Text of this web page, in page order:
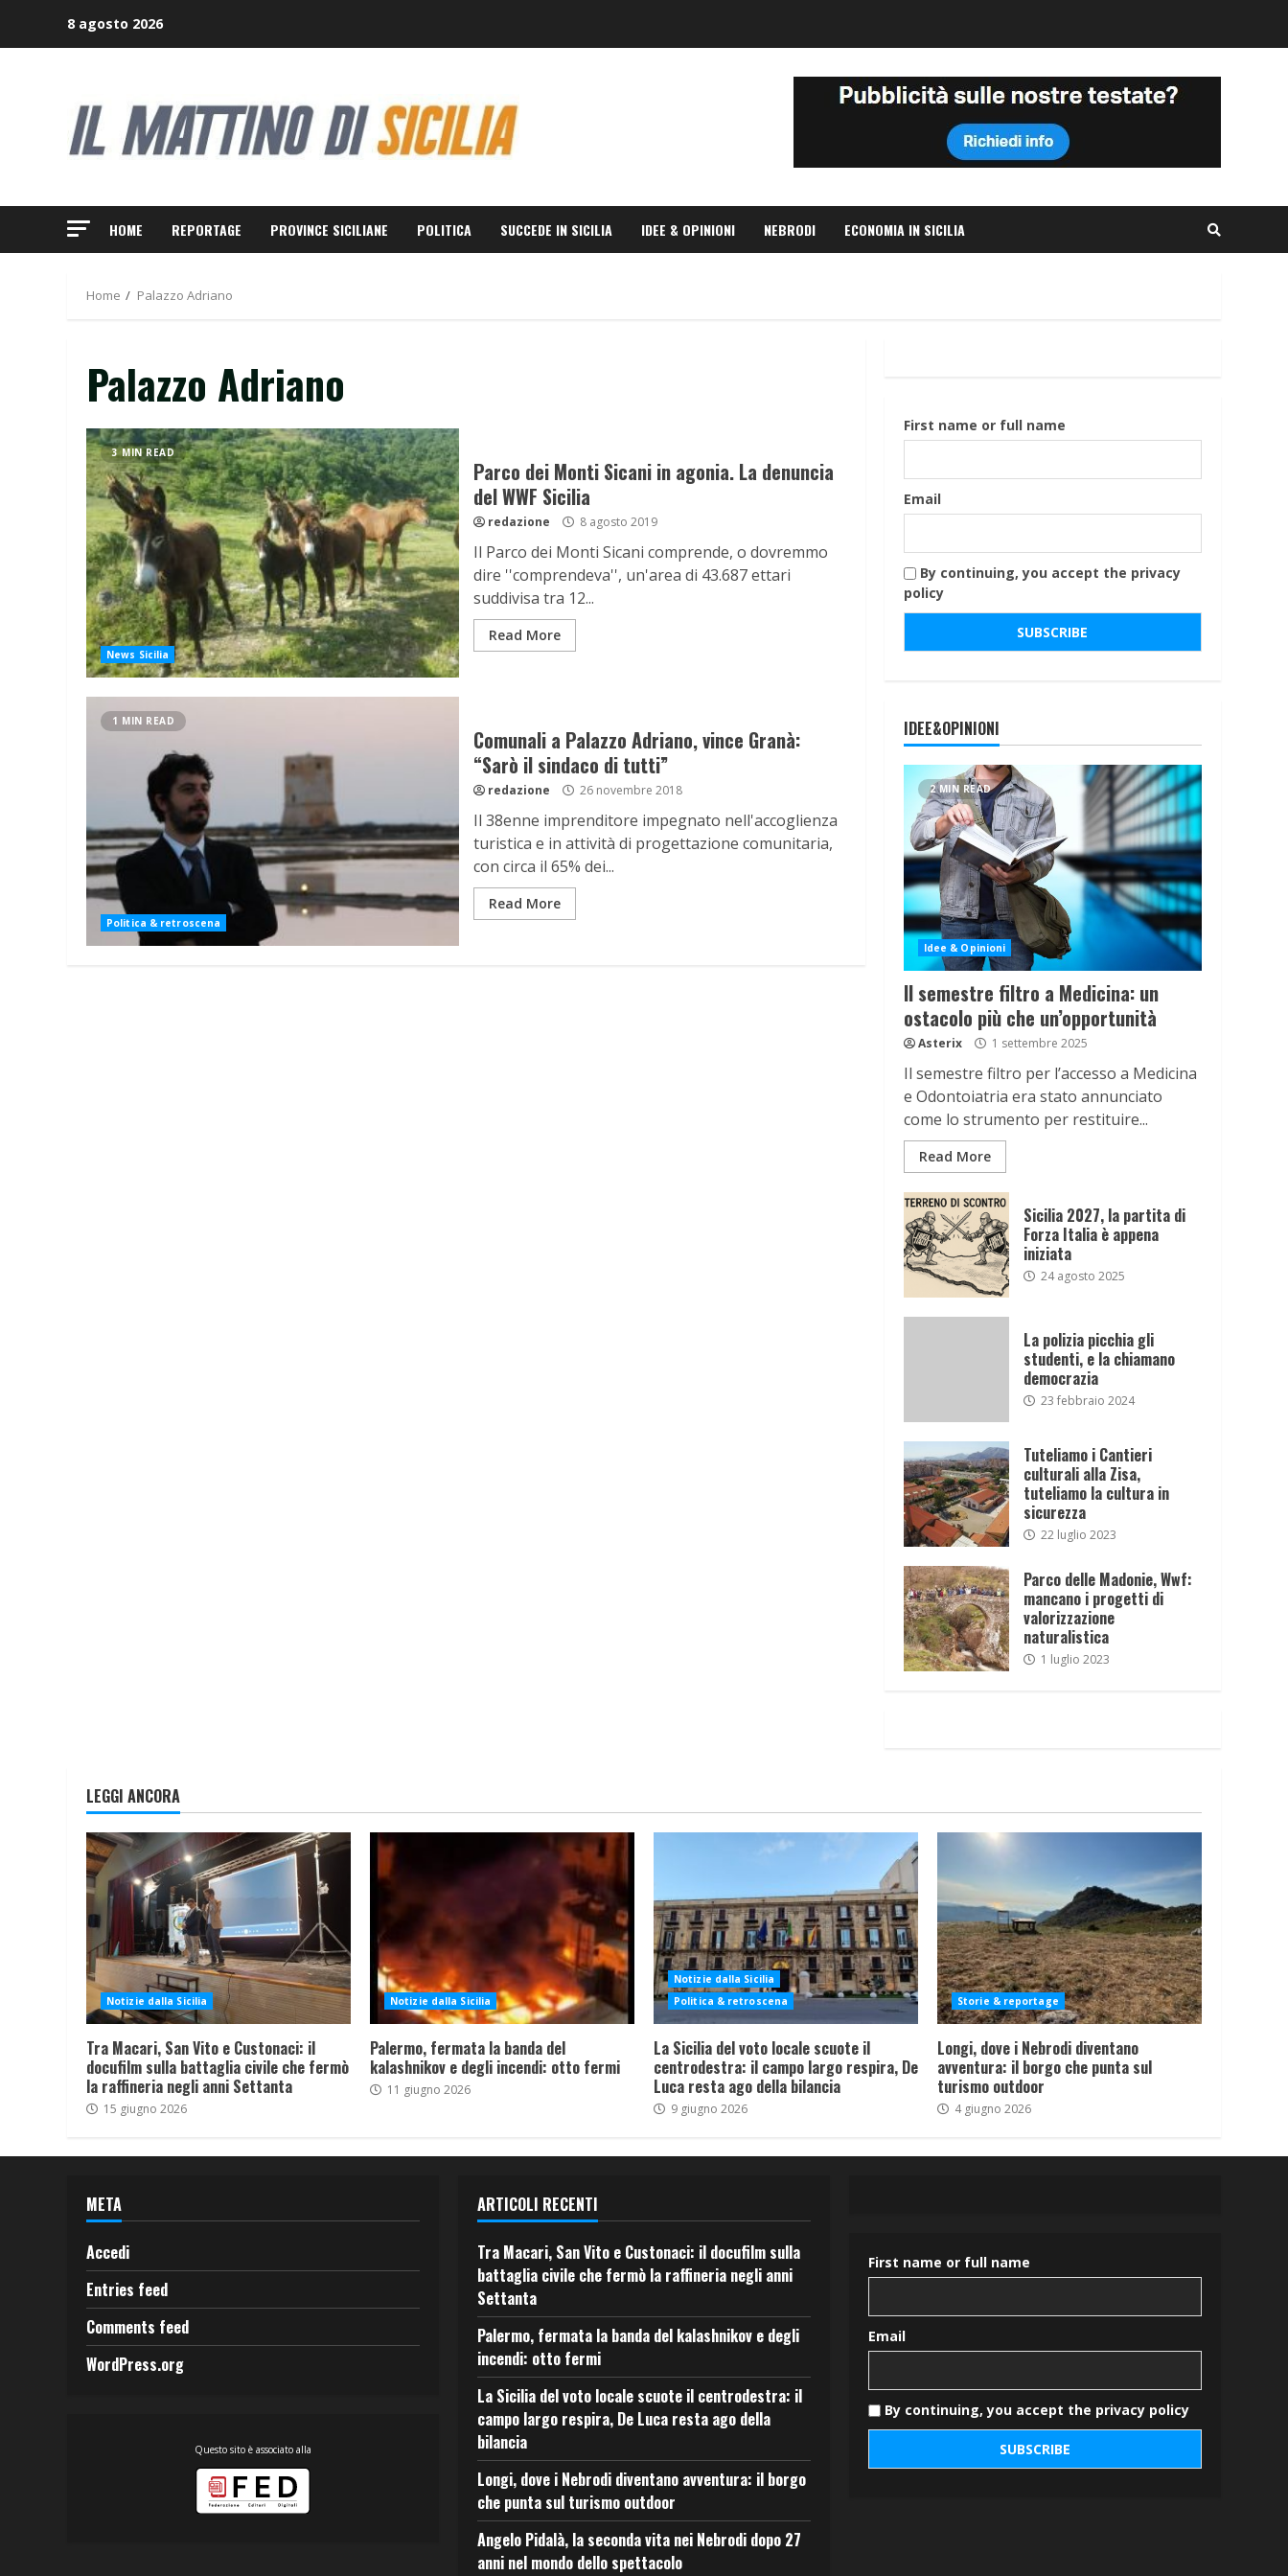
8 agosto 2026
HOME REPORTAGE PROVINCE SICILIANE POLITICA SUCCEDE IN SICILIA IDEE & OPINIONI NEBRODI ECONOMIA IN SICILIA
Home Palazzo Adriano
Palazzo Adriano
3 MIN READ
News Sicilia
Parco dei Monti Sicani in agonia. La denuncia
del WWF Sicilia
redazione 8 agosto 2019
Il Parco dei Monti Sicani comprende, o dovremmo
dire ''comprendeva'', un'area di 43.687 ettari
suddivisa tra 12...
Read More
1 MIN READ
Politica & retroscena
Comunali a Palazzo Adriano, vince Granà:
“Sarò il sindaco di tutti”
redazione 26 novembre 2018
Il 38enne imprenditore impegnato nell'accoglienza
turistica e in attività di progettazione comunitaria,
con circa il 65% dei...
Read More
First name or full name
Email
By continuing, you accept the privacy
policy
IDEE&OPINIONI
2 MIN READ
Idee & Opinioni
Il semestre filtro a Medicina: un
ostacolo più che un’opportunità
Asterix 1 settembre 2025
Il semestre filtro per l’accesso a Medicina
e Odontoiatria era stato annunciato
come lo strumento per restituire...
Read More
Sicilia 2027, la partita di
Forza Italia è appena
iniziata
24 agosto 2025
La polizia picchia gli
studenti, e la chiamano
democrazia
23 febbraio 2024
Tuteliamo i Cantieri
culturali alla Zisa,
tuteliamo la cultura in
sicurezza
22 luglio 2023
Parco delle Madonie, Wwf:
mancano i progetti di
valorizzazione
naturalistica
1 luglio 2023
LEGGI ANCORA
Notizie dalla Sicilia
Tra Macari, San Vito e Custonaci: il
docufilm sulla battaglia civile che fermò
la raffineria negli anni Settanta
15 giugno 2026
Notizie dalla Sicilia
Palermo, fermata la banda del
kalashnikov e degli incendi: otto fermi
11 giugno 2026
Notizie dalla Sicilia
Politica & retroscena
La Sicilia del voto locale scuote il
centrodestra: il campo largo respira, De
Luca resta ago della bilancia
9 giugno 2026
Storie & reportage
Longi, dove i Nebrodi diventano
avventura: il borgo che punta sul
turismo outdoor
4 giugno 2026
META
Accedi
Entries feed
Comments feed
WordPress.org
Questo sito è associato alla
ARTICOLI RECENTI
Tra Macari, San Vito e Custonaci: il docufilm sulla
battaglia civile che fermò la raffineria negli anni
Settanta
Palermo, fermata la banda del kalashnikov e degli
incendi: otto fermi
La Sicilia del voto locale scuote il centrodestra: il
campo largo respira, De Luca resta ago della
bilancia
Longi, dove i Nebrodi diventano avventura: il borgo
che punta sul turismo outdoor
Angelo Pidalà, la seconda vita nei Nebrodi dopo 27
anni nel mondo dello spettacolo
First name or full name
Email
By continuing, you accept the privacy policy